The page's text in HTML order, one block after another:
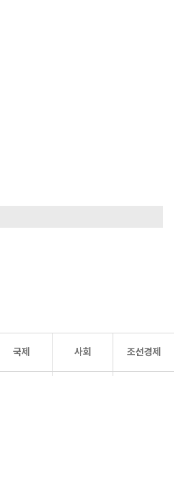
국제 사회 조선경제